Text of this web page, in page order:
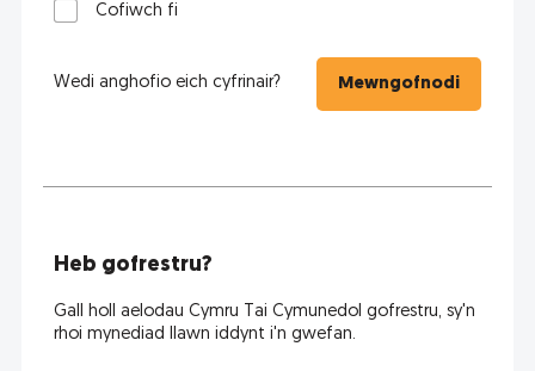
Cofiwch fi
Wedi anghofio eich cyfrinair? Mewngofnodi
Heb gofrestru?
Gall holl aelodau Cymru Tai Cymunedol gofrestru, sy'n
rhoi mynediad llawn iddynt i'n gwefan.